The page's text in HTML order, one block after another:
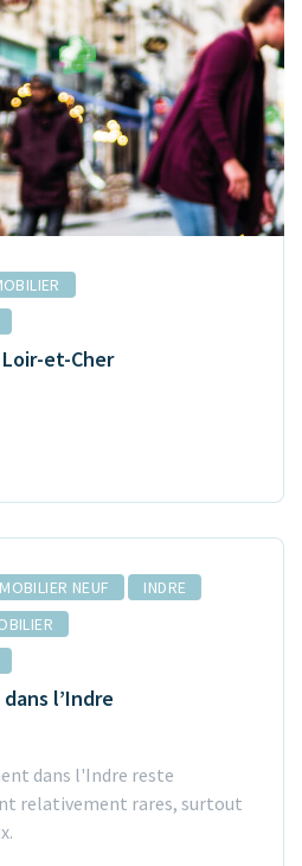
et-Cher
NEUF
INDRE
l’Indre
dans l'Indre reste
relativement rares, surtout